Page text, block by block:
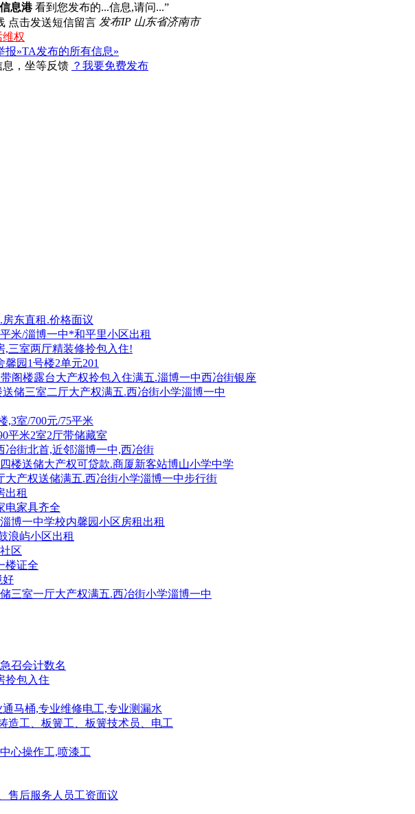
息港看到您发布的...信息,请问...”
发布IP 山东省济南市
权
报»TA发布的所有信息»
，坐等反馈 ？我要免费发布
东直租.价格面议
米/淄博一中*和平里小区出租
,三室两厅精装修拎包入住!
园1号楼2单元201
阁楼露台大产权拎包入住满五.淄博一中西冶街银座
储三室二厅大产权满五.西冶街小学淄博一中
,3室/700元/75平米
平米2室2厅带储藏室
冶街北首,近邻淄博一中,西冶街
楼送储大产权可贷款.商厦新客站博山小学中学
大产权送储满五.西冶街小学淄博一中步行街
出租
电家具齐全
博一中学校内馨园小区房租出租
浪屿小区出租
区
楼证全
好
三室一厅大产权满五.西冶街小学淄博一中
召会计数名
拎包入住
马桶,专业维修电工,专业测漏水
造工、板簧工、板簧技术员、电工
心操作工,喷漆工
售后服务人员工资面议